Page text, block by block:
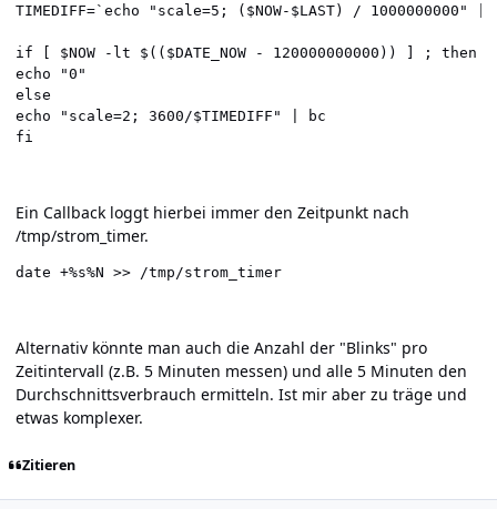
TIMEDIFF=`echo "scale=5; ($NOW-$LAST) / 1000000000" |
if [ $NOW -lt $(($DATE_NOW - 120000000000)) ] ; then
echo "0"
else
echo "scale=2; 3600/$TIMEDIFF" | bc
Ein Callback loggt hierbei immer den Zeitpunkt nach
/tmp/strom_timer.
Alternativ könnte man auch die Anzahl der "Blinks" pro
Zeitintervall (z.B. 5 Minuten messen) und alle 5 Minuten den
Durchschnittsverbrauch ermitteln. Ist mir aber zu träge und
etwas komplexer.
Zitieren